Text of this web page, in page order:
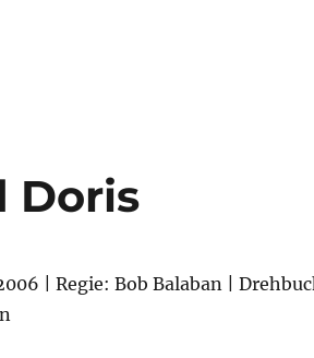
Doris
| Regie: Bob Balaban |